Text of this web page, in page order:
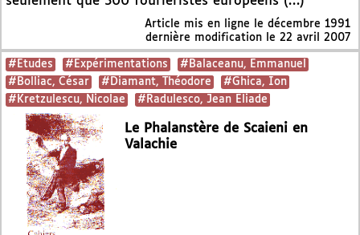
Article mis en ligne le décembre 1991
dernière modification le 22 avril 2007
#Etudes #Expérimentations
#Balaceanu, Emmanuel
#Bolliac, César
#Diamant, Théodore
#Ghica, Ion
#Kretzulescu, Nicolae
#Radulesco, Jean Eliade
Le Phalanstère de Scaieni en
Valachie